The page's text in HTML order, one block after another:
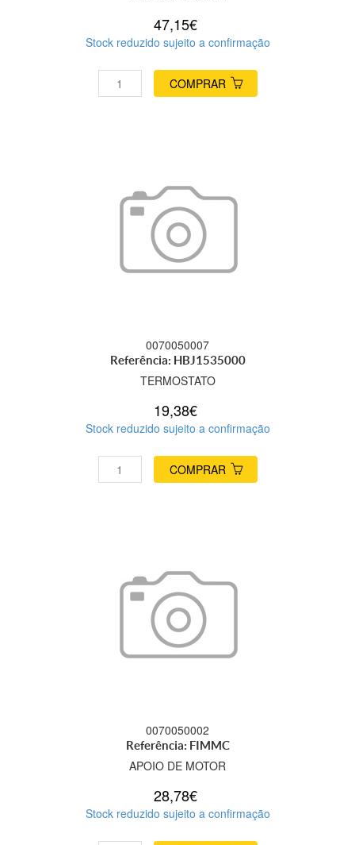
47,15€
Stock reduzido sujeito a confirmação
COMPRAR
0070050007
Referência: HBJ1535000
TERMOSTATO
19,38€
Stock reduzido sujeito a confirmação
COMPRAR
0070050002
Referência: FIMMC
APOIO DE MOTOR
28,78€
Stock reduzido sujeito a confirmação